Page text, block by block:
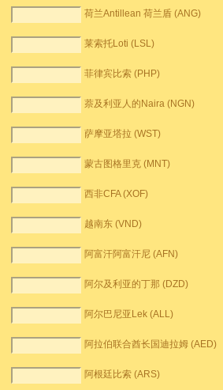
荷兰Antillean 荷兰盾 (ANG)
莱索托Loti (LSL)
菲律宾比索 (PHP)
萘及利亚人的Naira (NGN)
萨摩亚塔拉 (WST)
蒙古图格里克 (MNT)
西非CFA (XOF)
越南东 (VND)
阿富汗阿富汗尼 (AFN)
阿尔及利亚的丁那 (DZD)
阿尔巴尼亚Lek (ALL)
阿拉伯联合酋长国迪拉姆 (AED)
阿根廷比索 (ARS)